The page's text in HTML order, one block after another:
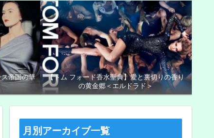
帝国の華
【トム フォード香水聖典】愛と裏切りの香り
の黄金郷＜エルドラド＞
月別アーカイブ一覧